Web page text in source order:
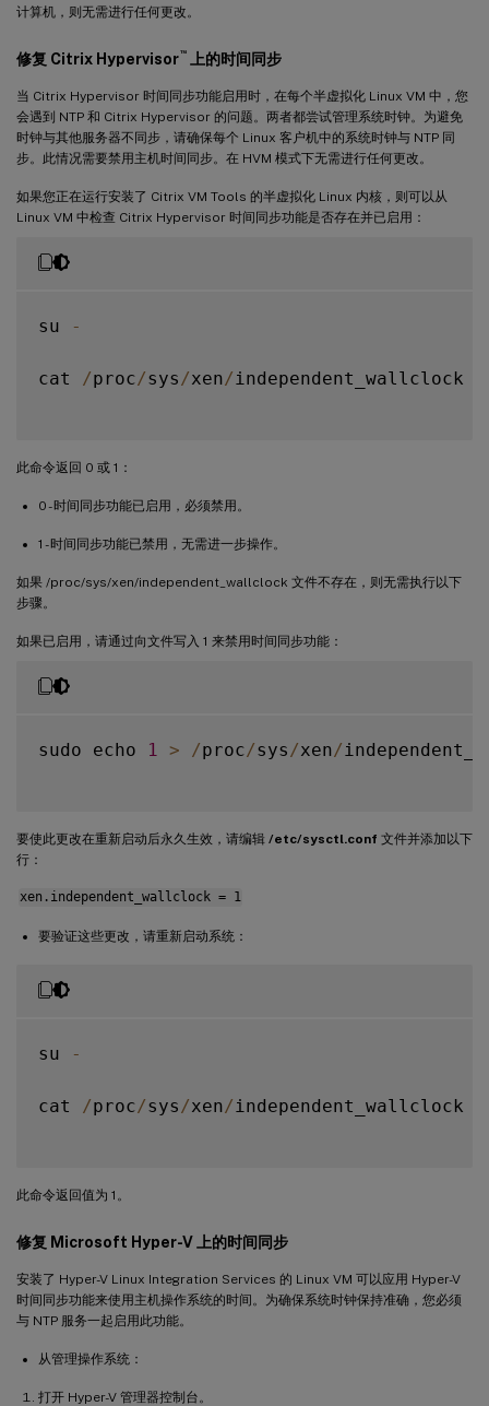
计算机，则无需进行任何更改。
修复 Citrix Hypervisor™ 上的时间同步
当 Citrix Hypervisor 时间同步功能启用时，在每个半虚拟化 Linux VM 中，您
会遇到 NTP 和 Citrix Hypervisor 的问题。两者都尝试管理系统时钟。为避免
时钟与其他服务器不同步，请确保每个 Linux 客户机中的系统时钟与 NTP 同
步。此情况需要禁用主机时间同步。在 HVM 模式下无需进行任何更改。
如果您正在运行安装了 Citrix VM Tools 的半虚拟化 Linux 内核，则可以从
Linux VM 中检查 Citrix Hypervisor 时间同步功能是否存在并已启用：
su -
cat /proc/sys /xen/ independent_wallclock
此命令返回 0 或 1：
0 - 时间同步功能已启用，必须禁用。
1 - 时间同步功能已禁用，无需进一步操作。
如果 /proc/sys/xen/independent_wallclock 文件不存在，则无需执行以下
步骤。
如果已启用，请通过向文件写入 1 来禁用时间同步功能：
sudo echo 1 > /proc/sys /xen/
要使此更改在重新启动后永久生效，请编辑 /etc/sysctl.conf 文件并添加以下
行：
xen.independent_wallclock = 1
要验证这些更改，请重新启动系统：
su -
cat /proc/sys /xen/ independent_wallclock
此命令返回值为 1。
修复 Microsoft Hyper-V 上的时间同步
安装了 Hyper-V Linux Integration Services 的 Linux VM 可以应用 Hyper-V
时间同步功能来使用主机操作系统的时间。为确保系统时钟保持准确，您必须
与 NTP 服务一起启用此功能。
从管理操作系统：
打开 Hyper-V 管理器控制台。